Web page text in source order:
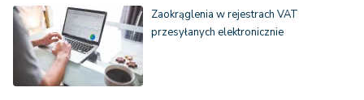
Zaokrąglenia w rejestrach VAT
przesyłanych elektronicznie